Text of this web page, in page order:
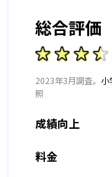
総合評価
2023年3月調査。 小
照
成績向上
料金